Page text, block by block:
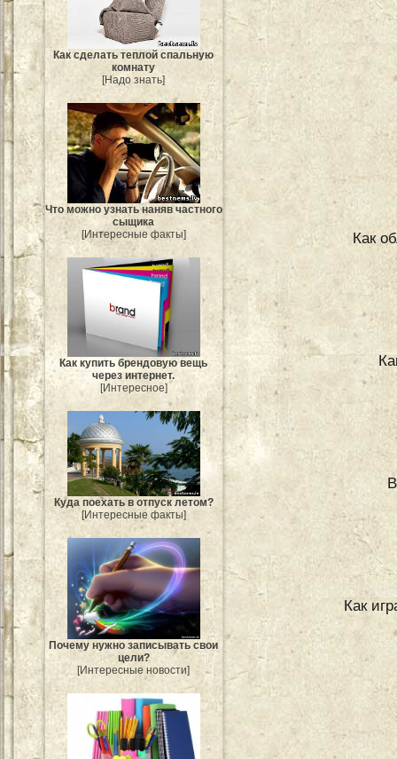
Как сделать теплой спальную
комнату
[Надо знать]
Что можно узнать наняв частного
сыщика
[Интересные факты]
Как купить брендовую вещь
через интернет.
[Интересное]
Куда поехать в отпуск летом?
[Интересные факты]
Почему нужно записывать свои
цели?
[Интересные новости]
Как
Как